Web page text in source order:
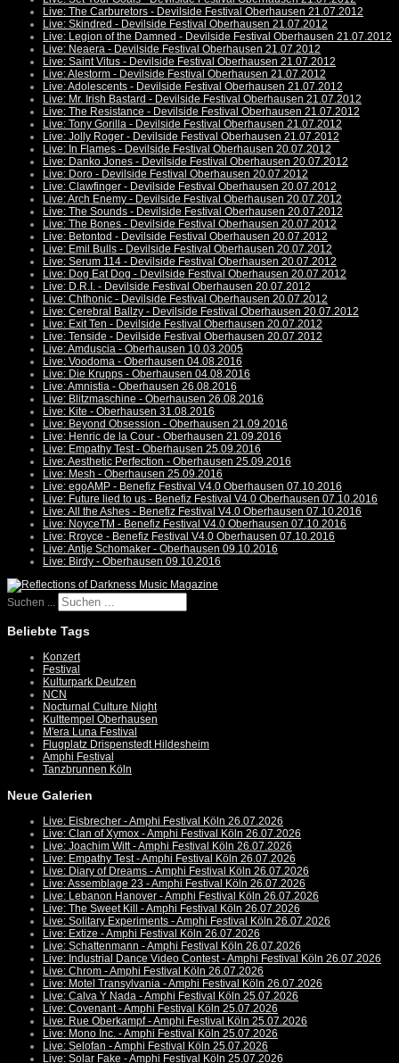
Live: The Carburetors - Devilside Festival Oberhausen 21.07.2012
Live: Skindred - Devilside Festival Oberhausen 21.07.2012
Live: Legion of the Damned - Devilside Festival Oberhausen 21.07.2012
Live: Neaera - Devilside Festival Oberhausen 21.07.2012
Live: Saint Vitus - Devilside Festival Oberhausen 21.07.2012
Live: Alestorm - Devilside Festival Oberhausen 21.07.2012
Live: Adolescents - Devilside Festival Oberhausen 21.07.2012
Live: Mr. Irish Bastard - Devilside Festival Oberhausen 21.07.2012
Live: The Resistance - Devilside Festival Oberhausen 21.07.2012
Live: Tony Gorilla - Devilside Festival Oberhausen 21.07.2012
Live: Jolly Roger - Devilside Festival Oberhausen 21.07.2012
Live: In Flames - Devilside Festival Oberhausen 20.07.2012
Live: Danko Jones - Devilside Festival Oberhausen 20.07.2012
Live: Doro - Devilside Festival Oberhausen 20.07.2012
Live: Clawfinger - Devilside Festival Oberhausen 20.07.2012
Live: Arch Enemy - Devilside Festival Oberhausen 20.07.2012
Live: The Sounds - Devilside Festival Oberhausen 20.07.2012
Live: The Bones - Devilside Festival Oberhausen 20.07.2012
Live: Betontod - Devilside Festival Oberhausen 20.07.2012
Live: Emil Bulls - Devilside Festival Oberhausen 20.07.2012
Live: Serum 114 - Devilside Festival Oberhausen 20.07.2012
Live: Dog Eat Dog - Devilside Festival Oberhausen 20.07.2012
Live: D.R.I. - Devilside Festival Oberhausen 20.07.2012
Live: Chthonic - Devilside Festival Oberhausen 20.07.2012
Live: Cerebral Ballzy - Devilside Festival Oberhausen 20.07.2012
Live: Exit Ten - Devilside Festival Oberhausen 20.07.2012
Live: Tenside - Devilside Festival Oberhausen 20.07.2012
Live: Amduscia - Oberhausen 10.03.2005
Live: Voodoma - Oberhausen 04.08.2016
Live: Die Krupps - Oberhausen 04.08.2016
Live: Amnistia - Oberhausen 26.08.2016
Live: Blitzmaschine - Oberhausen 26.08.2016
Live: Kite - Oberhausen 31.08.2016
Live: Beyond Obsession - Oberhausen 21.09.2016
Live: Henric de la Cour - Oberhausen 21.09.2016
Live: Empathy Test - Oberhausen 25.09.2016
Live: Aesthetic Perfection - Oberhausen 25.09.2016
Live: Mesh - Oberhausen 25.09.2016
Live: egoAMP - Benefiz Festival V4.0 Oberhausen 07.10.2016
Live: Future lied to us - Benefiz Festival V4.0 Oberhausen 07.10.2016
Live: All the Ashes - Benefiz Festival V4.0 Oberhausen 07.10.2016
Live: NoyceTM - Benefiz Festival V4.0 Oberhausen 07.10.2016
Live: Rroyce - Benefiz Festival V4.0 Oberhausen 07.10.2016
Live: Antje Schomaker - Oberhausen 09.10.2016
Live: Birdy - Oberhausen 09.10.2016
Suchen ...
Beliebte Tags
Konzert
Festival
Kulturpark Deutzen
NCN
Nocturnal Culture Night
Kulttempel Oberhausen
M'era Luna Festival
Flugplatz Drispenstedt Hildesheim
Amphi Festival
Tanzbrunnen Köln
Neue Galerien
Live: Eisbrecher - Amphi Festival Köln 26.07.2026
Live: Clan of Xymox - Amphi Festival Köln 26.07.2026
Live: Joachim Witt - Amphi Festival Köln 26.07.2026
Live: Empathy Test - Amphi Festival Köln 26.07.2026
Live: Diary of Dreams - Amphi Festival Köln 26.07.2026
Live: Assemblage 23 - Amphi Festival Köln 26.07.2026
Live: Lebanon Hanover - Amphi Festival Köln 26.07.2026
Live: The Sweet Kill - Amphi Festival Köln 26.07.2026
Live: Solitary Experiments - Amphi Festival Köln 26.07.2026
Live: Extize - Amphi Festival Köln 26.07.2026
Live: Schattenmann - Amphi Festival Köln 26.07.2026
Live: Industrial Dance Video Contest - Amphi Festival Köln 26.07.2026
Live: Chrom - Amphi Festival Köln 26.07.2026
Live: Motel Transylvania - Amphi Festival Köln 26.07.2026
Live: Calva Y Nada - Amphi Festival Köln 25.07.2026
Live: Covenant - Amphi Festival Köln 25.07.2026
Live: Rue Oberkampf - Amphi Festival Köln 25.07.2026
Live: Mono Inc. - Amphi Festival Köln 25.07.2026
Live: Selofan - Amphi Festival Köln 25.07.2026
Live: Solar Fake - Amphi Festival Köln 25.07.2026